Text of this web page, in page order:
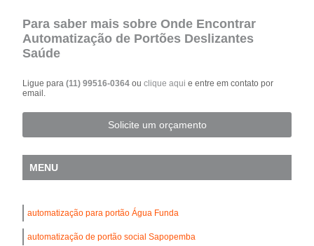
Para saber mais sobre Onde Encontrar
Automatização de Portões Deslizantes
Saúde
Ligue para(11) 99516-0364ouclique aqui e entre em contato por
email.
Solicite um orçamento
MENU
automatização para portão Água Funda
automatização de portão social Sapopemba